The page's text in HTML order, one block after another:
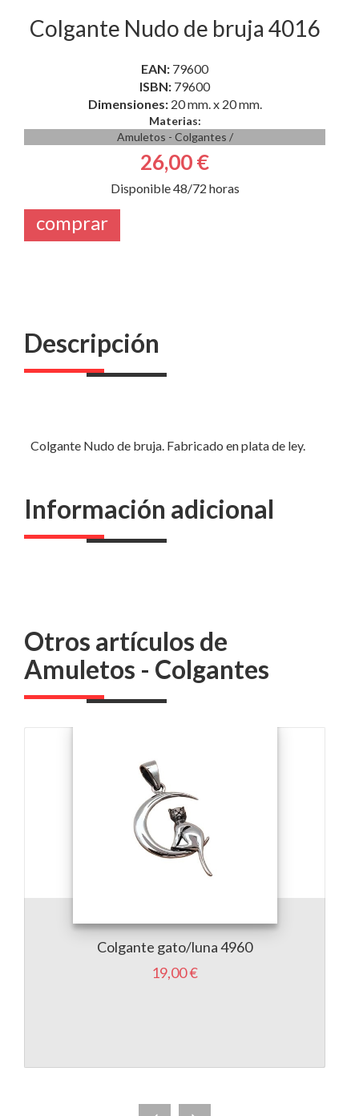
Colgante Nudo de bruja 4016
EAN: 79600
ISBN: 79600
Dimensiones:20 mm. x 20 mm.
Materias:
Amuletos - Colgantes /
26,00 €
Disponible 48/72 horas
comprar
Descripción
Colgante Nudo de bruja. Fabricado en plata de ley.
Información adicional
Otros artículos de
Amuletos - Colgantes
Colgante gato/luna 4960
19,00 €